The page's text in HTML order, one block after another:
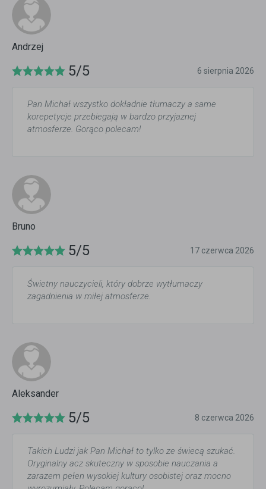
Andrzej
5/5 6 sierpnia 2026
Pan Michał wszystko dokładnie tłumaczy a same
korepetycje przebiegają w bardzo przyjaznej
atmosferze. Gorąco polecam!
Bruno
5/5 17 czerwca 2026
Świetny nauczycieli, który dobrze wytłumaczy
zagadnienia w miłej atmosferze.
Aleksander
5/5 8 czerwca 2026
Takich Ludzi jak Pan Michał to tylko ze świecą szukać.
Oryginalny acz skuteczny w sposobie nauczania a
zarazem pełen wysokiej kultury osobistej oraz mocno